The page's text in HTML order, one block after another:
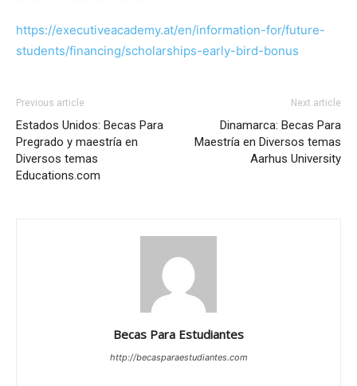
https://executiveacademy.at/en/information-for/future-
students/financing/scholarships-early-bird-bonus
Previous article
Estados Unidos: Becas Para
Pregrado y maestría en
Diversos temas
Educations.com
Next article
Dinamarca: Becas Para
Maestría en Diversos temas
Aarhus University
Becas Para Estudiantes
http://becasparaestudiantes.com